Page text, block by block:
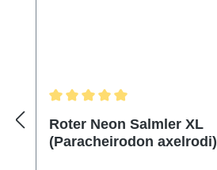
Roter Neon Salmler XL
(Paracheirodon axelrodi)